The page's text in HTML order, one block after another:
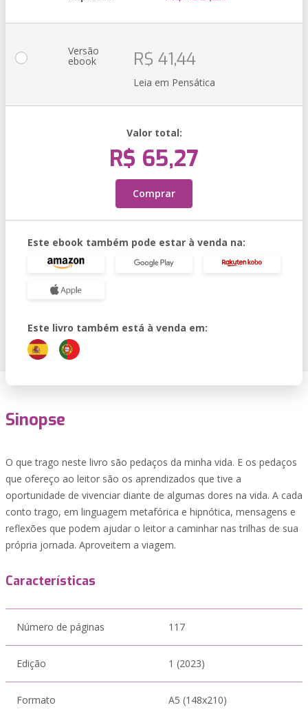
Versão
ebook R$ 41,44
Leia em Pensática
Valor total:
R$ 65,27
Comprar
Este ebook também pode estar à venda na:
Este livro também está à venda em:
Sinopse
O que trago neste livro são pedaços da minha vida. E os pedaços
que ofereço ao leitor são os aprendizados que tive a
oportunidade de vivenciar diante de algumas dores na vida. A cada
conto trago, em linguagem metafórica e hipnótica, mensagens e
reflexões que podem ajudar o leitor a caminhar nas trilhas de sua
própria jornada. Aproveitem a viagem.
Características
Número de páginas 117
Edição 1 (2023)
Formato A5 (148x210)